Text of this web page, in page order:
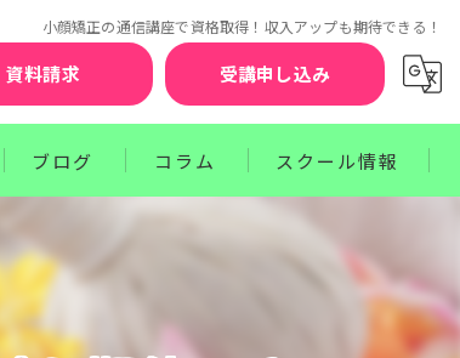
小顔矯正の通信講座で資格取得！収入アップも期待できる！
資料請求 受講申し込み
ブログ
ワンポイントレッスン
コラム スクール情報